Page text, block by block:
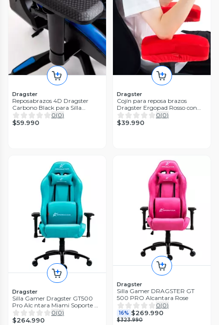
Dragster
Reposabrazos 4D Dragster
Carbono Black para Silla
Gamer | Pack 2
0(0)
$59.990
Dragster
Cojín para reposa brazos
Dragster Ergopad Rosso con
Memory Cloud para Sillas de
escritorio
0(0)
$39.990
Dragster
Silla Gamer Dragster GT500
Pro Alc ntara Miami Soporte m
x 180 kg Apoya 4D Reclinaci n
180
0(0)
$264.990
Dragster
Silla Gamer DRAGSTER GT
500 PRO Alcantara Rose
0(0)
16% $269.990
$323.990